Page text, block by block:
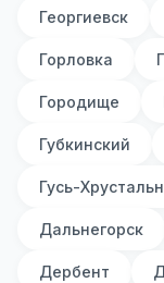
Георгиевск
Горловка
Городище
Губкинский
Гусь-
Дальнегорск
Дербент